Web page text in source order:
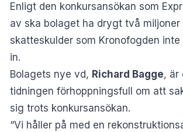
Enligt den konkursansökan som
av ska bolaget ha drygt två miljoner
skatteskulder som Kronofogden
in.
Bolagets nye vd, Richard Bagge, är
tidningen förhoppningsfull om att
sig trots konkursansökan.
“Vi håller på med en